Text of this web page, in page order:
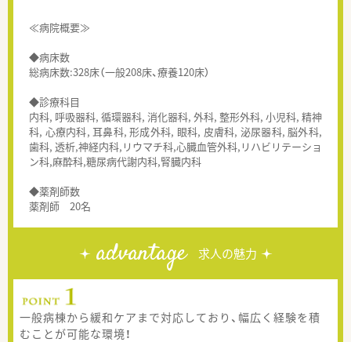
≪病院概要≫
◆病床数
総病床数:328床（一般208床、療養120床）
◆診療科目
内科, 呼吸器科, 循環器科, 消化器科, 外科, 整形外科, 小児科, 精神
科, 心療内科, 耳鼻科, 形成外科, 眼科, 皮膚科, 泌尿器科, 脳外科,
歯科, 透析,神経内科,リウマチ科,心臓血管外科,リハビリテーショ
ン科,麻酔科,糖尿病代謝内科,腎臓内科
◆薬剤師数
薬剤師 20名
advantage 求人の魅力
一般病棟から緩和ケアまで対応しており、幅広く経験を積
むことが可能な環境！